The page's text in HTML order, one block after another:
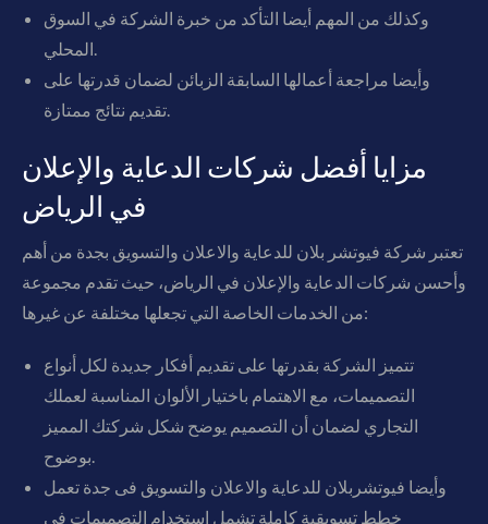
وكذلك من المهم أيضا التأكد من خبرة الشركة في السوق
المحلي.
وأيضا مراجعة أعمالها السابقة الزبائن لضمان قدرتها على
تقديم نتائج ممتازة.
مزايا أفضل شركات الدعاية والإعلان
في الرياض
تعتبر شركة فيوتشر بلان للدعاية والاعلان والتسويق بجدة من أهم
وأحسن شركات الدعاية والإعلان في الرياض، حيث تقدم مجموعة
من الخدمات الخاصة التي تجعلها مختلفة عن غيرها:
تتميز الشركة بقدرتها على تقديم أفكار جديدة لكل أنواع
التصميمات، مع الاهتمام باختيار الألوان المناسبة لعملك
التجاري لضمان أن التصميم يوضح شكل شركتك المميز
بوضوح.
وأيضا فيوتشربلان للدعاية والاعلان والتسويق فى جدة تعمل
خطط تسويقية كاملة تشمل استخدام التصميمات في